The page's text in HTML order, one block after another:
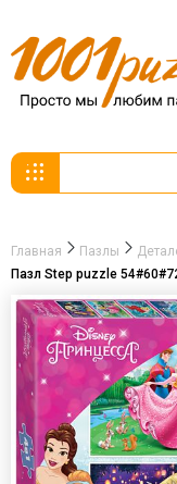
Главная Пазлы
Пазл Step puzzle